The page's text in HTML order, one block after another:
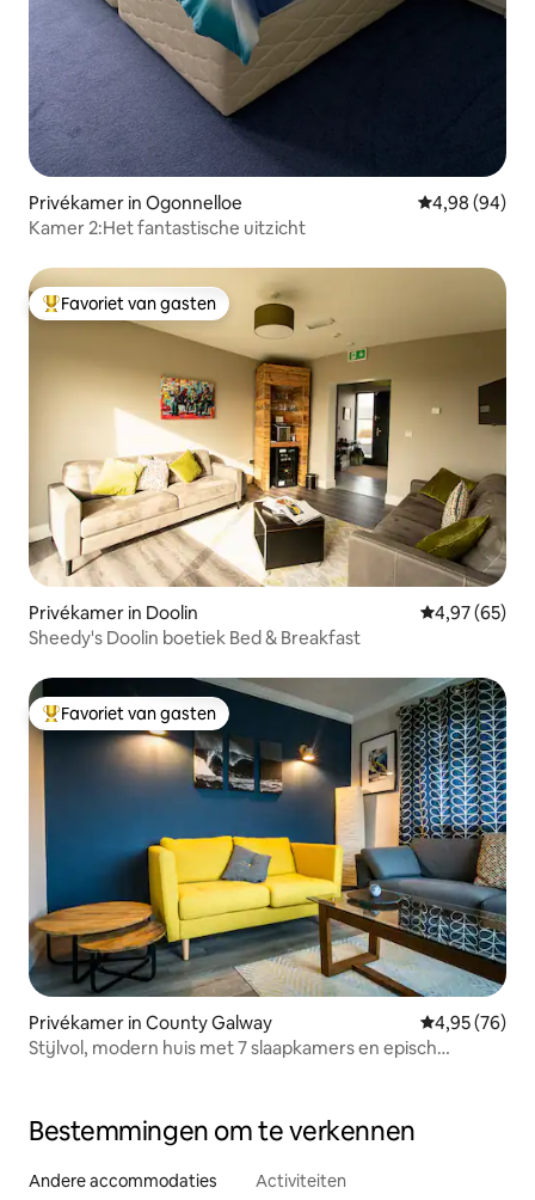
Privékamer in Ogonnelloe Gemiddelde
4,98 (94)
Kamer 2:Het fantastische uitzicht
Topfavoriet van gasten
Favoriet van gasten
Privékamer in Doolin Gemiddelde
4,97 (65)
Sheedy's Doolin boetiek Bed & Breakfast
Topfavoriet van gasten
Favoriet van gasten
Privékamer in County Galway Gemiddelde
4,95 (76)
Stijlvol, modern huis met 7 slaapkamers en episch
Bestemmingen om te verkennen
Andere accommodaties Activiteiten